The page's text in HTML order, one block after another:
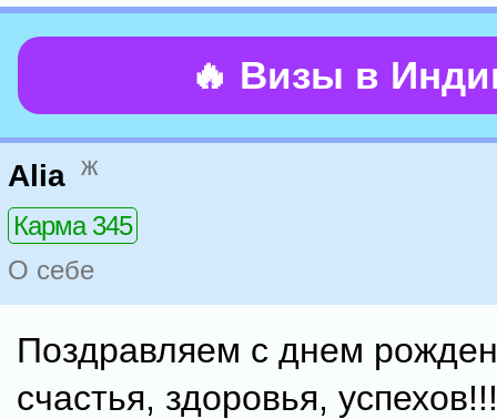
🔥 Визы в
Alia ж
Карма 345
О себе
Поздравляем с днем
счастья, здоровья, успехов!!!